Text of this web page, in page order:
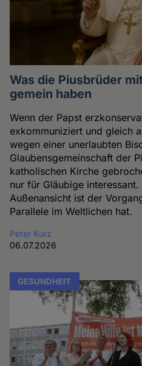
Was die Piusbrüder
gemein haben
Wenn der Papst
exkommuniziert und gleich
wegen einer unerlaubten
Glaubensgemeinschaft der
katholischen Kirche
nur für Gläubige
Außenansicht ist der
Parallele im Weltlichen hat.
Peter Kurz
06.07.2026
GESUNDHEIT